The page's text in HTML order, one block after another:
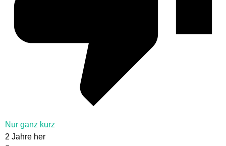
Nur ganz kurz
2 Jahre her